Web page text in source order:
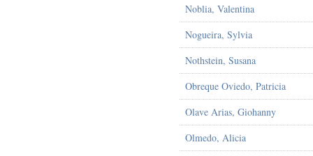
Noblia, Valentina
Nogueira, Sylvia
Nothstein, Susana
Obreque Oviedo, Patricia
Olave Arias, Giohanny
Olmedo, Alicia